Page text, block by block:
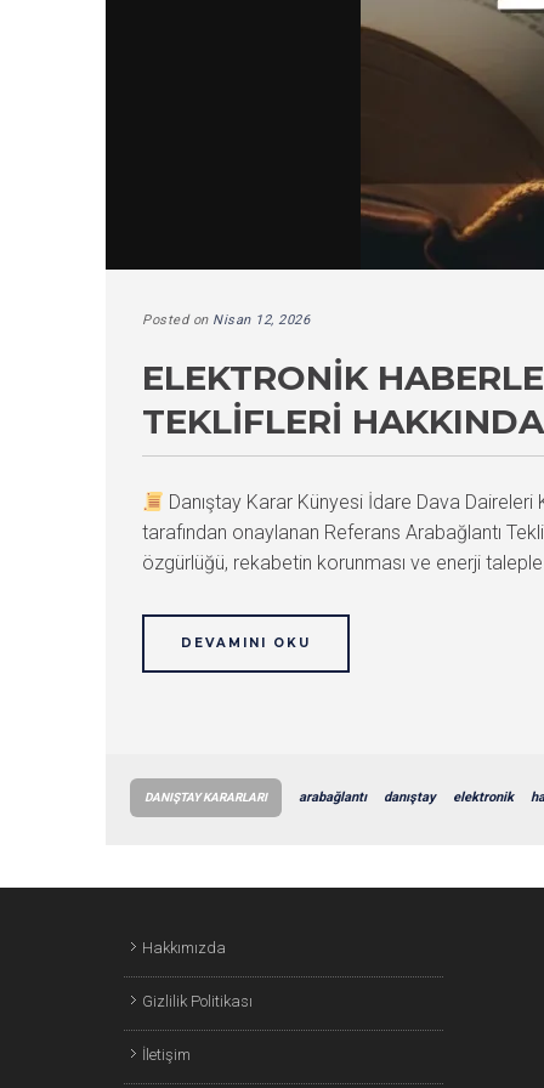
Posted on Nisan 12, 2026
ELEKTRONIK
TEKLIFLERI
Danıştay Karar Künyesi İdare Dava
tarafından onaylanan Referans Arabağlantı
özgürlüğü, rekabetin korunması ve enerji
DEVAMINI OKU
DANIŞTAY KARARLARI arabağlantı danıştay elektronik
Hakkımızda
Gizlilik Politikası
İletişim